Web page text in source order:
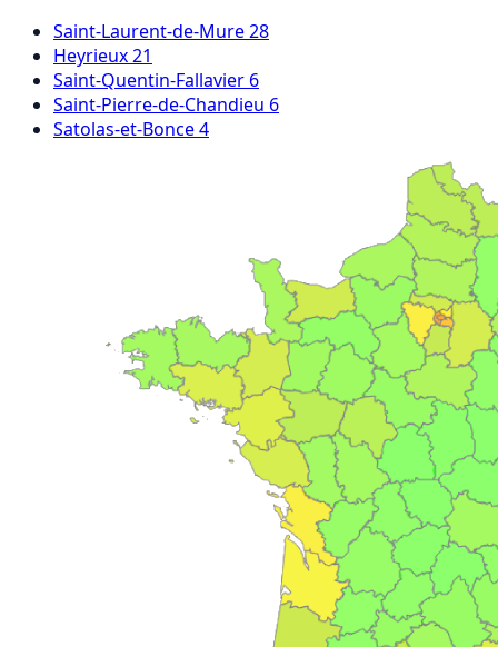
Saint-Laurent-de-Mure28
Heyrieux21
Saint-Quentin-Fallavier 6
Saint-Pierre-de-Chandieu 6
Satolas-et-Bonce4